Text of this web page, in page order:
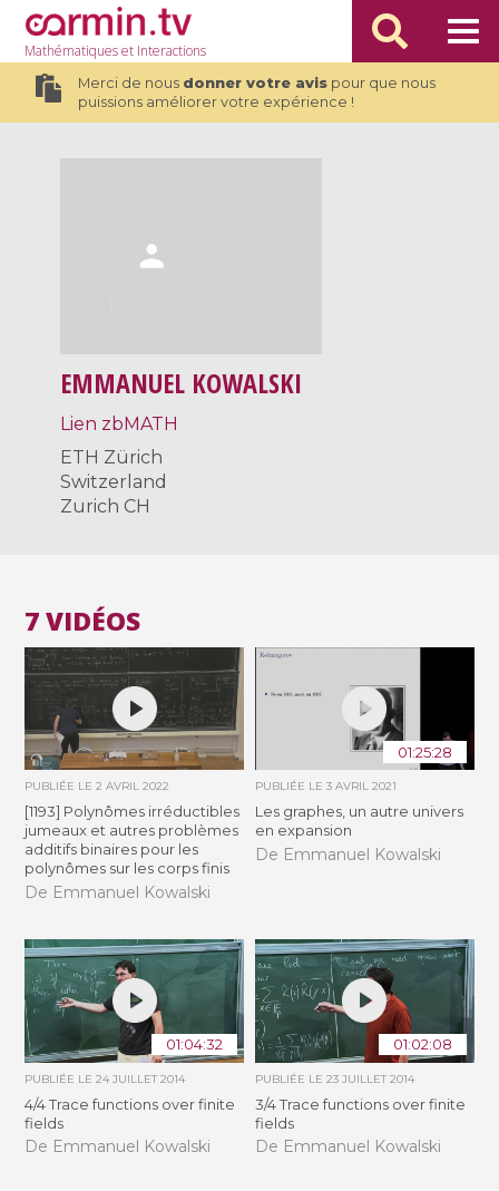
Mathématiqueset Interactions
Merci de nous donner votre avispour que nous
puissions améliorer votre expérience !
EMMANUEL KOWALSKI
Lien zbMATH
ETH Zürich
Switzerland
Zurich CH
7 VIDÉOS
PUBLIÉE LE2 AVRIL 2022
[1193] Polynômes irréductibles
jumeaux et autres problèmes
additifs binaires pour les
polynômes sur les corps finis
De Emmanuel Kowalski
01:25:28
PUBLIÉE LE 3 AVRIL 2021
Les graphes, un autre univers
en expansion
De Emmanuel Kowalski
01:04:32
PUBLIÉE LE24 JUILLET 2014
4/4 Trace functions over finite
fields
De Emmanuel Kowalski
01:02:08
PUBLIÉE LE 23 JUILLET 2014
3/4 Trace functions over finite
fields
De Emmanuel Kowalski